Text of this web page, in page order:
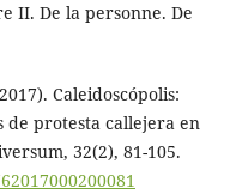
II. De la personne. De
Caleidoscópolis:
de protesta callejera en
32(2), 81-105.